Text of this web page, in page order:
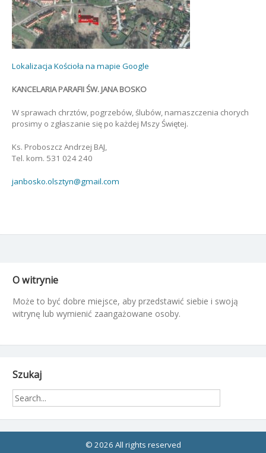
Lokalizacja Kościoła na mapie Google
KANCELARIA PARAFII ŚW. JANA BOSKO
W sprawach chrztów, pogrzebów, ślubów, namaszczenia chorych
prosimy o zgłaszanie się po każdej Mszy Świętej.
Ks. Proboszcz Andrzej BAJ,
Tel. kom. 531 024 240
janbosko.olsztyn@gmail.com
O witrynie
Może to być dobre miejsce, aby przedstawić siebie i swoją
witrynę lub wymienić zaangażowane osoby.
Szukaj
© 2026 All rights reserved